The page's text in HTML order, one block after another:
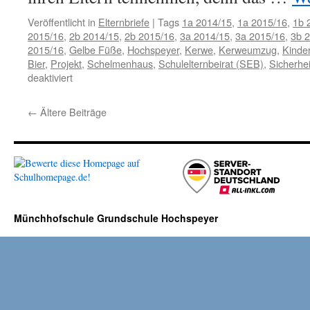
Veröffentlicht in Elternbriefe | Tags 1a 2014/15, 1a 2015/16, 1b
2015/16, 2b 2014/15, 2b 2015/16, 3a 2014/15, 3a 2015/16, 3b
2015/16, Gelbe Füße, Hochspeyer, Kerwe, Kerweumzug,
Bier, Projekt, Schelmenhaus, Schulelternbeirat (SEB),
deaktiviertfür
Kerweumzug
09.08.2015
← Ältere Beiträge
Münchhofschule Grundschule Hochspeyer